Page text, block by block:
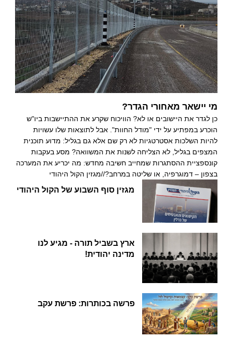
מי יישאר מאחורי הגדר?
כן לגדר את היישובים או לא? הוויכוח שקרע את ההתיישבות ביו"ש
הוכרע במפתיע על ידי "מודל החוות". אבל לתוצאות שלו עשויות
להיות השלכות אסטרטגיות לא רק שם אלא גם בגליל: מדוע תוכנית
המצפים בגליל, לא הצליחה לשנות את המשוואה? מסע בעקבות
קונספציית ההסתגרות שמחייב חשיבה מחדש: מה יכריע את המערכה
בצפון – דמוגרפיה, או שליטה במרחב?//מגזין הקול היהודי
מגזין סוף השבוע של הקול היהודי
ארץ בשביל תורה - מגיע לנו
מדינה יהודית!
פרשה בכותרות: פרשת עקב